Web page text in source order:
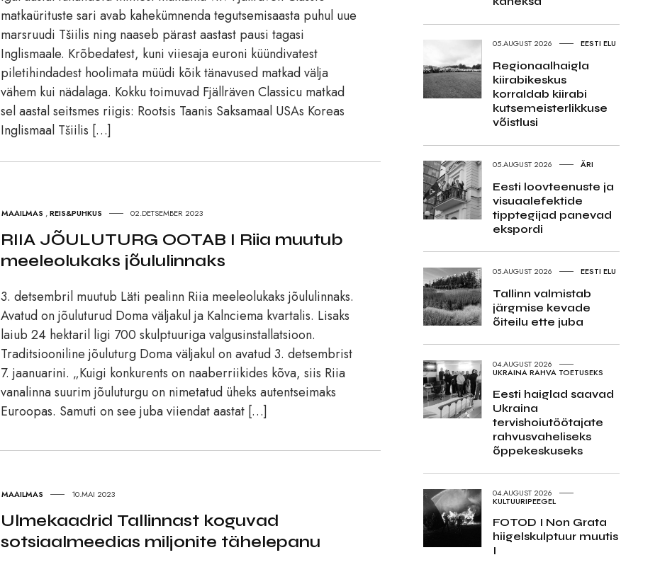
matkaürituste sari avab kahekümnenda tegutsemisaasta puhul uue
marsruudi Tšiilis ning naaseb pärast aastast pausi tagasi
Inglismaale. Krõbedatest, kuni viiesaja euroni küündivatest
piletihindadest hoolimata müüdi kõik tänavused matkad välja
vähem kui nädalaga. Kokku toimuvad Fjällräven Classicu matkad
sel aastal seitsmes riigis: Rootsis Taanis Saksamaal USAs Koreas
Inglismaal Tšiilis […]
MAAILMAS ,REIS&PUHKUS 02.DETSEMBER 2023
RIIA JÕULUTURG OOTAB I Riia muutub
meeleolukaks jõululinnaks
3. detsembril muutub Läti pealinn Riia meeleolukaks jõululinnaks.
Avatud on jõuluturud Doma väljakul ja Kalnciema kvartalis. Lisaks
laiub 24 hektaril ligi 700 skulptuuriga valgusinstallatsioon.
Traditsiooniline jõuluturg Doma väljakul on avatud 3. detsembrist
7. jaanuarini. „Kuigi konkurents on naaberriikides kõva, siis Riia
vanalinna suurim jõuluturgu on nimetatud üheks autentseimaks
Euroopas. Samuti on see juba viiendat aastat […]
MAAILMAS 10.MAI 2023
Ulmekaadrid Tallinnast koguvad
sotsiaalmeedias miljonite tähelepanu
05.AUGUST 2026 EESTI ELU
Regionaalhaigla
kiirabikeskus
korraldab kiirabi
kutsemeisterlikkuse
võistlusi
05.AUGUST 2026 ÄRI
Eesti loovteenuste ja
visuaalefektide
tipptegijad panevad
ekspordi
05.AUGUST 2026 EESTI ELU
Tallinn valmistab
järgmise kevade
õiteilu ette juba
04.AUGUST 2026
UKRAINA RAHVA TOETUSEKS
Eesti haiglad saavad
Ukraina
tervishoiutöötajate
rahvusvaheliseks
õppekeskuseks
04.AUGUST 2026
KULTUURIPEEGEL
FOTOD I Non Grata
hiigelskulptuur muutis
I